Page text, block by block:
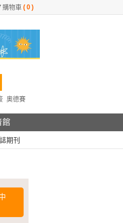
購物車 ( 0 )
奧德賽
館
期刊